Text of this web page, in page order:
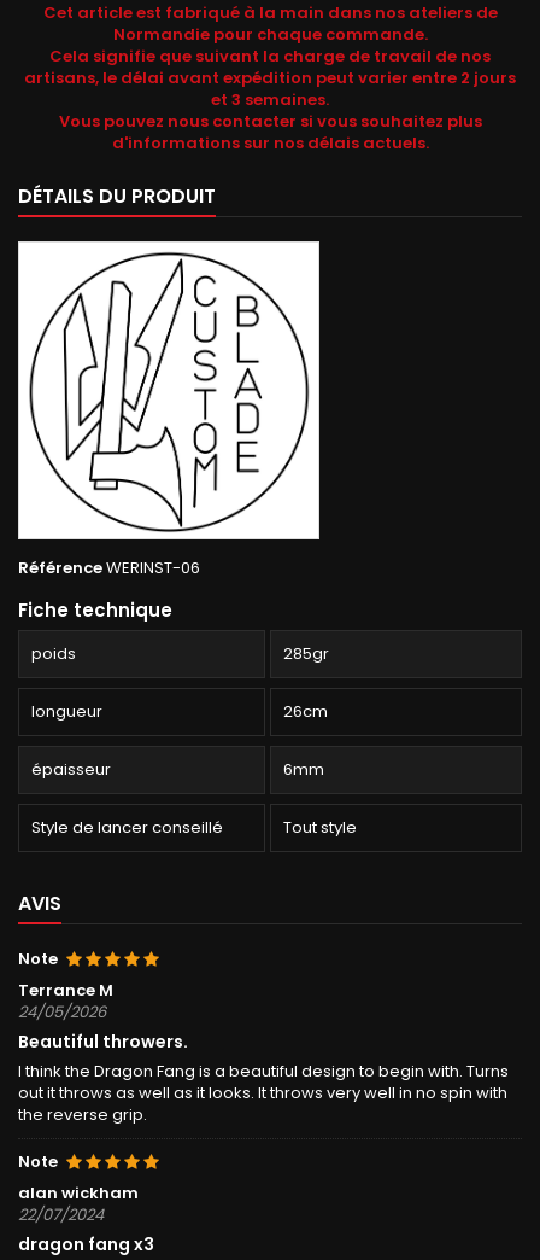
Cet article est fabriqué à la main dans nos ateliers de
Normandie pour chaque commande.
Cela signifie que suivant la charge de travail de nos
artisans, le délai avant expédition peut varier entre 2 jours
et 3 semaines.
Vous pouvez nous contacter si vous souhaitez plus
d'informations sur nos délais actuels.
DÉTAILS DU PRODUIT
RéférenceWERINST-06
Fiche technique
poids 285gr
longueur 26cm
épaisseur 6mm
Style de lancer conseillé Tout style
AVIS
Note
Terrance M
24/05/2026
Beautiful throwers.
I think the Dragon Fang is a beautiful design to begin with. Turns
out it throws as well as it looks. It throws very well in no spin with
the reverse grip.
Note
alan wickham
22/07/2024
dragon fang x3